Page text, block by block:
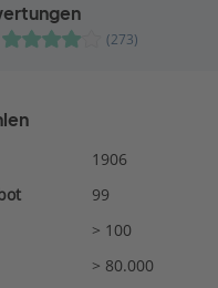
(273)
1906
99
> 100
> 80.000